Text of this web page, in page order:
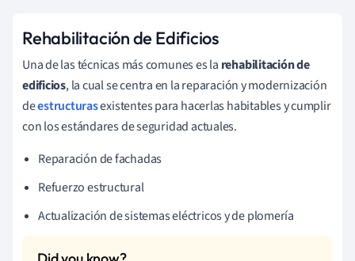
Rehabilitación de Edificios
Una de las técnicas más comunes es la rehabilitación de
edificios, la cual se centra en la reparación y modernización
deestructurasexistentes para hacerlas habitables y cumplir
con los estándares de seguridad actuales.
Reparación de fachadas
Refuerzo estructural
Actualización de sistemas eléctricos y de plomería